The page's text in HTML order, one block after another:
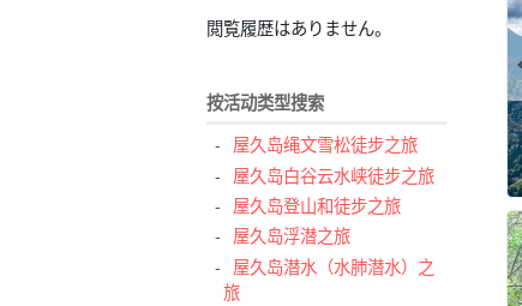
閲覧履歴はありません。
按活动类型搜索
屋久岛绳文雪松徒步之旅
屋久岛白谷云水峡徒步之旅
屋久岛登山和徒步之旅
屋久岛浮潜之旅
屋久岛潜水（水肺潜水）之
旅